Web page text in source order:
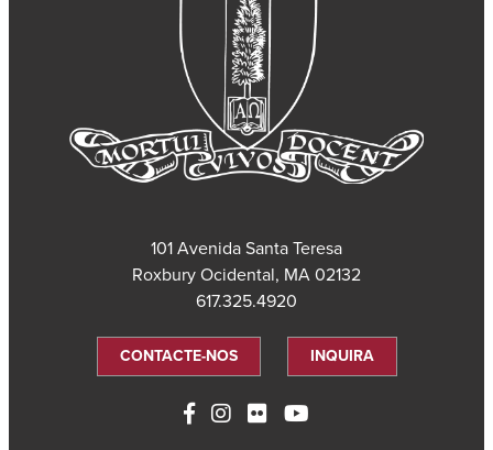
101 Avenida Santa Teresa
Roxbury Ocidental, MA 02132
617.325.4920
CONTACTE-NOS INQUIRA